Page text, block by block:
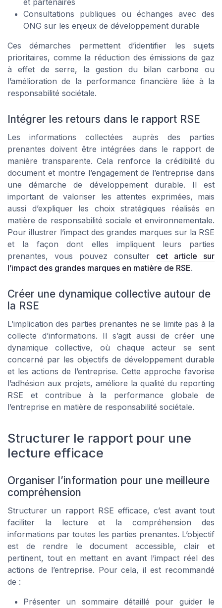
Consultations publiques ou échanges avec des
ONG sur les enjeux de développement durable
Ces démarches permettent d’identifier les sujets
prioritaires, comme la réduction des émissions de gaz
à effet de serre, la gestion du bilan carbone ou
l’amélioration de la performance financière liée à la
responsabilité sociétale.
Intégrer les retours dans le rapport RSE
Les informations collectées auprès des parties
prenantes doivent être intégrées dans le rapport de
manière transparente. Cela renforce la crédibilité du
document et montre l’engagement de l’entreprise dans
une démarche de développement durable. Il est
important de valoriser les attentes exprimées, mais
aussi d’expliquer les choix stratégiques réalisés en
matière de responsabilité sociale et environnementale.
Pour illustrer l’impact des grandes marques sur la RSE
et la façon dont elles impliquent leurs parties
prenantes, vous pouvez consulter cet article sur
l’impact des grandes marques en matière de RSE.
Créer une dynamique collective autour de
la RSE
L’implication des parties prenantes ne se limite pas à la
collecte d’informations. Il s’agit aussi de créer une
dynamique collective, où chaque acteur se sent
concerné par les objectifs de développement durable
et les actions de l’entreprise. Cette approche favorise
l’adhésion aux projets, améliore la qualité du reporting
RSE et contribue à la performance globale de
l’entreprise en matière de responsabilité sociétale.
Structurer le rapport pour une
lecture efficace
Organiser l’information pour une meilleure
compréhension
Structurer un rapport RSE efficace, c’est avant tout
faciliter la lecture et la compréhension des
informations par toutes les parties prenantes. L’objectif
est de rendre le document accessible, clair et
pertinent, tout en mettant en avant l’impact réel des
actions de l’entreprise. Pour cela, il est recommandé
de :
Présenter un sommaire détaillé pour guider le